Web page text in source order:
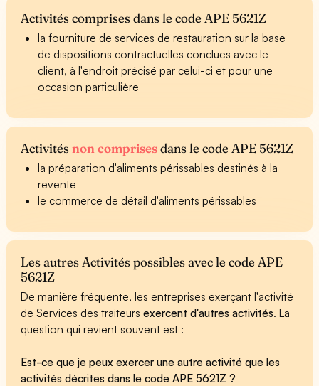
Activités comprises dans le code APE 5621Z
la fourniture de services de restauration sur la base
de dispositions contractuelles conclues avec le
client, à l'endroit précisé par celui-ci et pour une
occasion particulière
Activitésnon comprisesdans le code APE 5621Z
la préparation d'aliments périssables destinés à la
revente
le commerce de détail d'aliments périssables
Les autres Activités possibles avec le code APE
5621Z
De manière fréquente, les entreprises exerçant l'activité
de Services des traiteursexercent d'autres activités. La
question qui revient souvent est :
Est-ce que je peux exercer une autre activité que les
activités décrites dans le code APE 5621Z ?